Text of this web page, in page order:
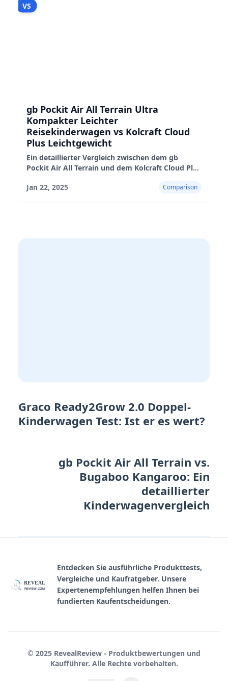
VS
gb Pockit Air All Terrain Ultra
Kompakter Leichter
Reisekinderwagen vs Kolcraft Cloud
Plus Leichtgewicht
Ein detaillierter Vergleich zwischen dem gb
Pockit Air All Terrain und dem Kolcraft Cloud Plus
Nachteile sowie ihre Eignung hervorhebt.
Jan 22, 2025 Comparison
Graco Ready2Grow 2.0 Doppel-
Kinderwagen Test: Ist er es wert?
gb Pockit Air All Terrain vs.
Bugaboo Kangaroo: Ein
detaillierter
Kinderwagenvergleich
R REVEAL
REVIEW.COM
Entdecken Sie ausführliche Produkttests,
Vergleiche und Kaufratgeber. Unsere
Expertenempfehlungen helfen Ihnen bei
fundierten Kaufentscheidungen.
© 2025 RevealReview - Produktbewertungen und
Kaufführer. Alle Rechte vorbehalten.